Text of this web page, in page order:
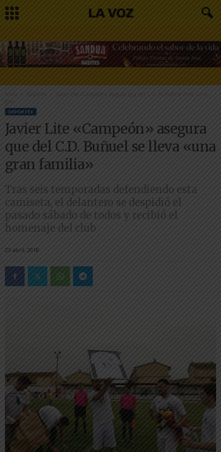
Inicio
Javier Lite «Campeón» asegura que del C.D. Buñuel se lleva «una
DEPORTES
Javier Lite «Campeón» asegura
que del C.D. Buñuel se lleva «una
gran familia»
Tras seis temporadas defendiendo esta
camiseta, el delantero se despidió el
pasado sábado de todos y recibió el
homenaje del club
23 abril, 2018